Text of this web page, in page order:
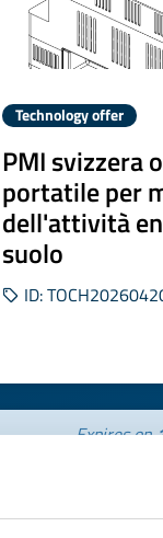
Technology offer
PMI svizzera
portatile per
dell'attività
suolo
ID:
Expires on